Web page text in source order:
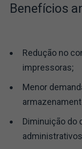
Benefícios
Redução no
impressoras;
Menor
Diminuição do